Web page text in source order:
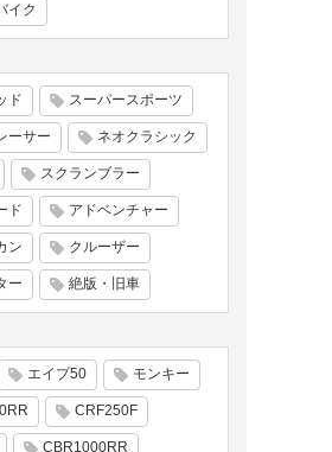
イク
ド スーパースポーツ
ーサー ネオクラシック
スクランブラー
ド アドベンチャー
ン クルーザー
ー 絶版・旧車
エイプ50 モンキー
CRF250F
CBR1000RR